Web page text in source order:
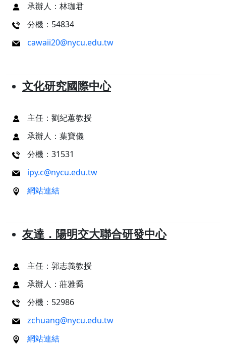
承辦人：林珈君
分機：54834
cawaii20@nycu.edu.tw
文化研究國際中心
主任：劉紀蕙教授
承辦人：葉寶儀
分機：31531
ipy.c@nycu.edu.tw
網站連結
友達．陽明交大聯合研發中心
主任：郭志義教授
承辦人：莊雅喬
分機：52986
zchuang@nycu.edu.tw
網站連結